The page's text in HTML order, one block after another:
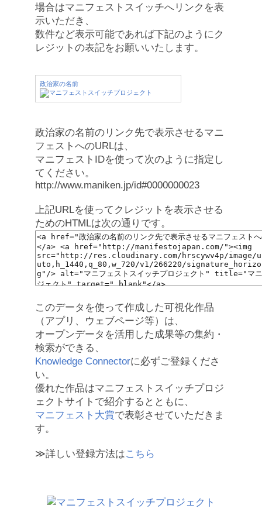
場合はマニフェストスイッチへリンクを表
示いただき、
数件など表示可能であれば下記のようにク
レジットの表記をお願いいたします。
政治家の名前
政治家の名前のリンク先で表示させるマニ
フェストへのURLは、
マニフェストIDを使って次のように指定し
てください。
http://www.maniken.jp/id#0000000023
上記URLを使ってクレジットを表示させる
ためのHTMLは次の通りです。
このデータを使って作成した可視化作品
（アプリ、ウェブページ等）は、
オープンデータを活用した成果等の集約・
検索ができる、
Knowledge Connectorに必ずご登録くださ
い。
優れた作品はマニフェストスイッチプロジ
ェクトサイトで紹介するとともに、
マニフェスト大賞で表彰させていただきま
す。
≫詳しい登録方法はこちら